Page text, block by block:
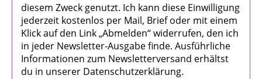
diesem Zweck genutzt. Ich kann diese Einwilligung
jederzeit kostenlos per Mail, Brief oder mit einem
Klick auf den Link „Abmelden“ widerrufen, den ich
in jeder Newsletter-Ausgabe finde. Ausführliche
Informationen zum Newsletterversand erhältst
du in unserer Datenschutzerklärung.